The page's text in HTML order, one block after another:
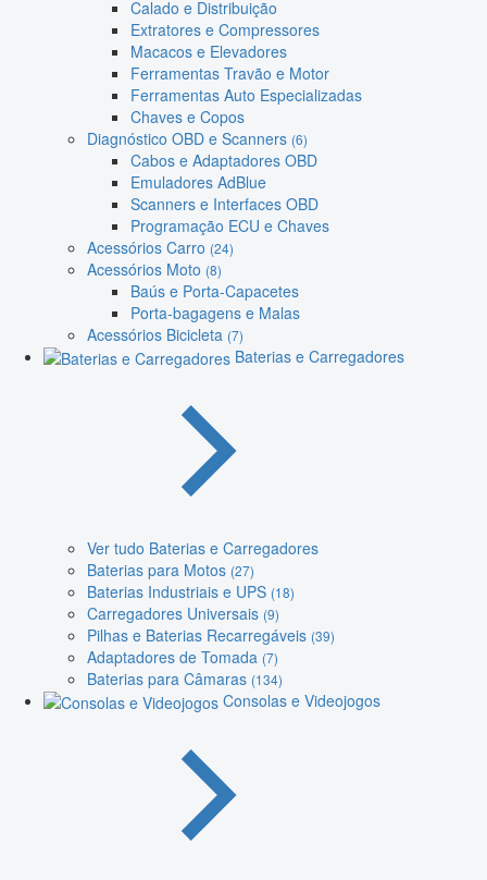
Calado e Distribuição
Extratores e Compressores
Macacos e Elevadores
Ferramentas Travão e Motor
Ferramentas Auto Especializadas
Chaves e Copos
Diagnóstico OBD e Scanners (6)
Cabos e Adaptadores OBD
Emuladores AdBlue
Scanners e Interfaces OBD
Programação ECU e Chaves
Acessórios Carro (24)
Acessórios Moto (8)
Baús e Porta-Capacetes
Porta-bagagens e Malas
Acessórios Bicicleta (7)
Baterias e Carregadores
Ver tudo Baterias e Carregadores
Baterias para Motos (27)
Baterias Industriais e UPS (18)
Carregadores Universais (9)
Pilhas e Baterias Recarregáveis (39)
Adaptadores de Tomada (7)
Baterias para Câmaras (134)
Consolas e Videojogos